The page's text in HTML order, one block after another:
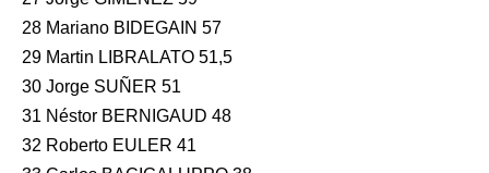
28 Mariano BIDEGAIN 57
29 Martin LIBRALATO 51,5
30 Jorge SUÑER 51
31 Néstor BERNIGAUD 48
32 Roberto EULER 41